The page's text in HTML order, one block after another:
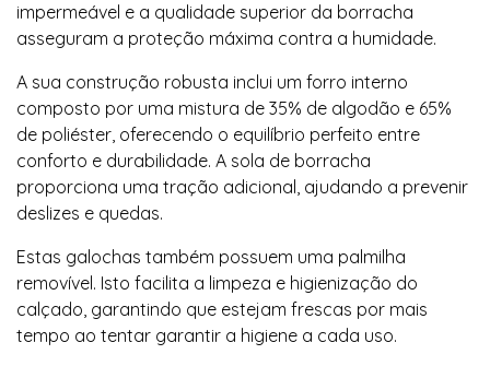
impermeável e a qualidade superior da borracha
asseguram a proteção máxima contra a humidade.
A sua construção robusta inclui um forro interno
composto por uma mistura de 35% de algodão e 65%
de poliéster, oferecendo o equilíbrio perfeito entre
conforto e durabilidade. A sola de borracha
proporciona uma tração adicional, ajudando a prevenir
deslizes e quedas.
Estas galochas também possuem uma palmilha
removível. Isto facilita a limpeza e higienização do
calçado, garantindo que estejam frescas por mais
tempo ao tentar garantir a higiene a cada uso.